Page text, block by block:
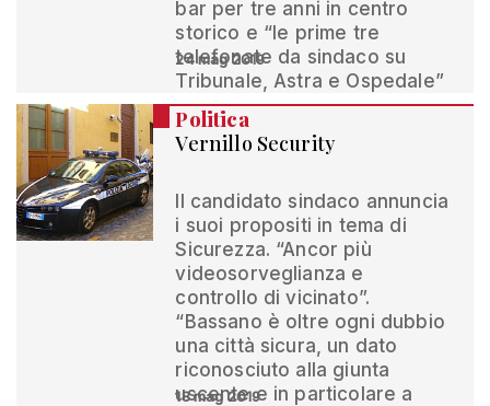
bar per tre anni in centro
storico e “le prime tre
telefonate da sindaco su
Tribunale, Astra e Ospedale”
24 mag 2019
Politica
Vernillo Security
Il candidato sindaco annuncia
i suoi propositi in tema di
Sicurezza. “Ancor più
videosorveglianza e
controllo di vicinato”.
“Bassano è oltre ogni dubbio
una città sicura, un dato
riconosciuto alla giunta
uscente e in particolare a
18 mag 2019